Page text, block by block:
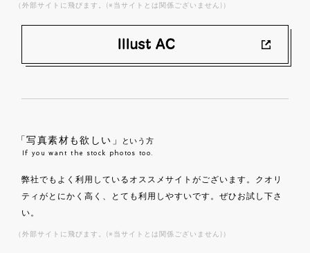
（外部サイトに飛びます。(※当サイトとは関係ございません)）
「写真素材も欲しい」 という方
If you want the stock photos too.
弊社でもよく利用しているオススメサイトがございます。クオリ
ティがとにかく高く、とても利用しやすいです。ぜひお試し下さ
い。
（外部サイトに飛びます。(※当サイトとは関係ございません)）